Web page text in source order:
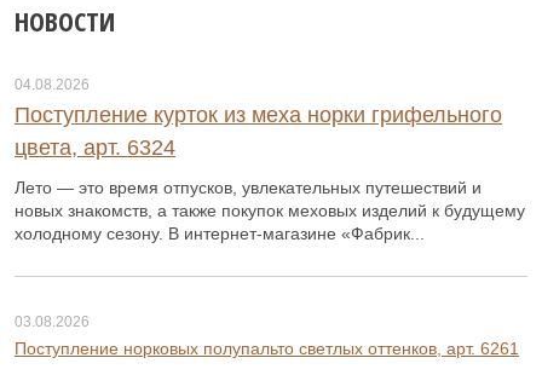
НОВОСТИ
04.08.2026
Поступление курток из меха норки грифельного
цвета, арт. 6324
Лето — это время отпусков, увлекательных путешествий и
новых знакомств, а также покупок меховых изделий к будущему
холодному сезону. В интернет-магазине «Фабрик...
03.08.2026
Поступление норковых полупальто светлых оттенков, арт. 6261